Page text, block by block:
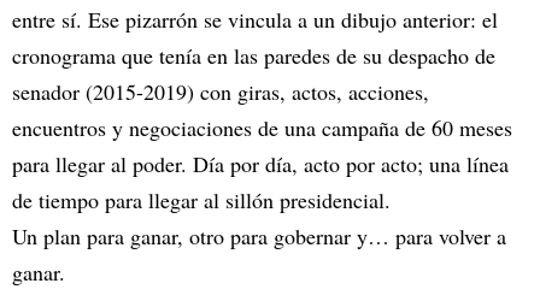
entre sí. Ese pizarrón se vincula a un dibujo anterior: el
cronograma que tenía en las paredes de su despacho de
senador (2015-2019) con giras, actos, acciones,
encuentros y negociaciones de una campaña de 60 meses
para llegar al poder. Día por día, acto por acto; una línea
de tiempo para llegar al sillón presidencial.
Un plan para ganar, otro para gobernar y… para volver a
ganar.